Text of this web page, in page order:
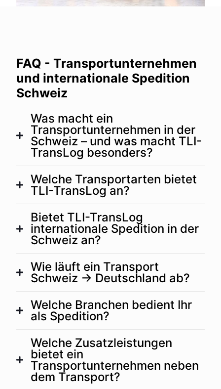
FAQ - Transportunternehmen
und internationale Spedition
Schweiz
Was macht ein
Transportunternehmen in der
Schweiz – und was macht TLI-
TransLog besonders?
Welche Transportarten bietet
TLI-TransLog an?
Bietet TLI-TransLog
internationale Spedition in der
Schweiz an?
Wie läuft ein Transport
Schweiz → Deutschland ab?
Welche Branchen bedient Ihr
als Spedition?
Welche Zusatzleistungen
bietet ein
Transportunternehmen neben
dem Transport?